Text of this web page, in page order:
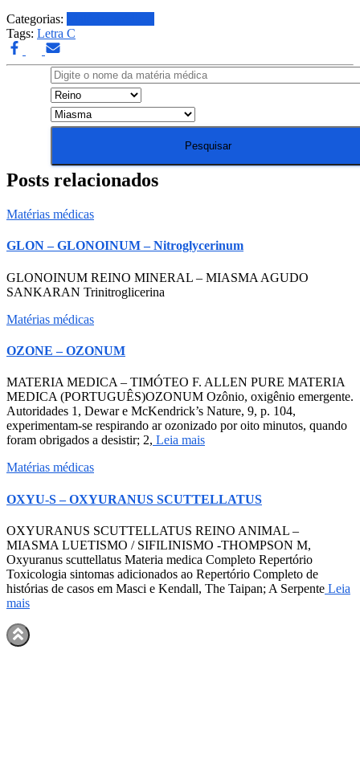
Categorias:
Tags: Letra C
Posts relacionados
Matérias médicas
GLON – GLONOINUM – Nitroglycerinum
GLONOINUM REINO MINERAL – MIASMA AGUDO
SANKARAN Trinitroglicerina
Matérias médicas
OZONE – OZONUM
MATERIA MEDICA – TIMÓTEO F. ALLEN PURE MATERIA
MEDICA (PORTUGUÊS)OZONUM Ozônio, oxigênio emergente.
Autoridades 1, Dewar e McKendrick’s Nature, 9, p. 104,
experimentam-se respirando ar ozonizado por oito minutos, quando
foram obrigados a desistir; 2, Leia mais
Matérias médicas
OXYU-S – OXYURANUS SCUTTELLATUS
OXYURANUS SCUTTELLATUS REINO ANIMAL –
MIASMA LUETISMO / SIFILINISMO -THOMPSON M,
Oxyuranus scuttellatus Materia medica Completo Repertório
Toxicologia sintomas adicionados ao Repertório Completo de
histórias de casos em Masci e Kendall, The Taipan; A Serpente Leia
mais